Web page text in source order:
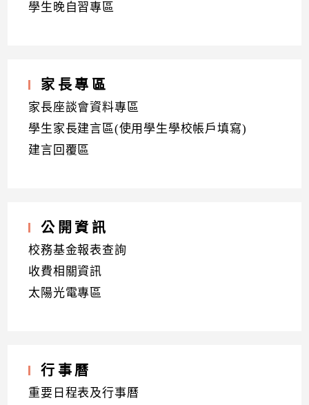
學生晚自習專區
家長專區
家長座談會資料專區
學生家長建言區(使用學生學校帳戶填寫)
建言回覆區
公開資訊
校務基金報表查詢
收費相關資訊
太陽光電專區
行事曆
重要日程表及行事曆